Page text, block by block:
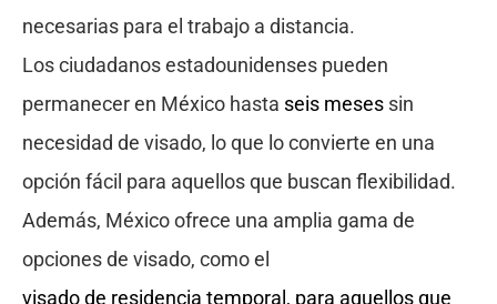
necesarias para el trabajo a distancia.
Los ciudadanos estadounidenses pueden
permanecer en México hasta seis meses sin
necesidad de visado, lo que lo convierte en una
opción fácil para aquellos que buscan flexibilidad.
Además, México ofrece una amplia gama de
opciones de visado, como el
visado de residencia temporal, para aquellos que